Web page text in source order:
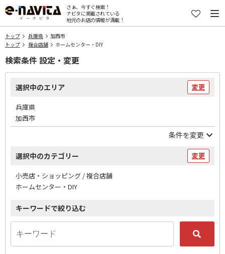
さぁ、今すぐ検索！
ナビタに掲載されている
地元のお店の情報が満載！
トップ 兵庫県
加西市
トップ
複合店舗 ホームセンター・DIY
検索条件 設定・変更
選択中のエリア 変更
兵庫県
加西市
条件を変更
選択中のカテゴリー 変更
小売店・ショッピング / 複合店舗
ホームセンター・DIY
キーワードで絞り込む